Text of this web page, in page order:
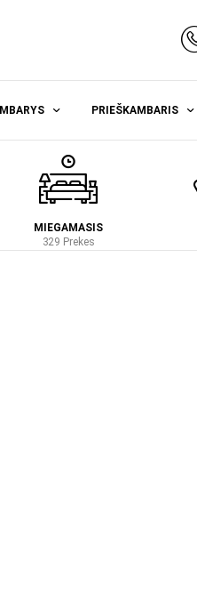
PRIEŠKAMBARIS
MIEGAMASIS
329 Prekes